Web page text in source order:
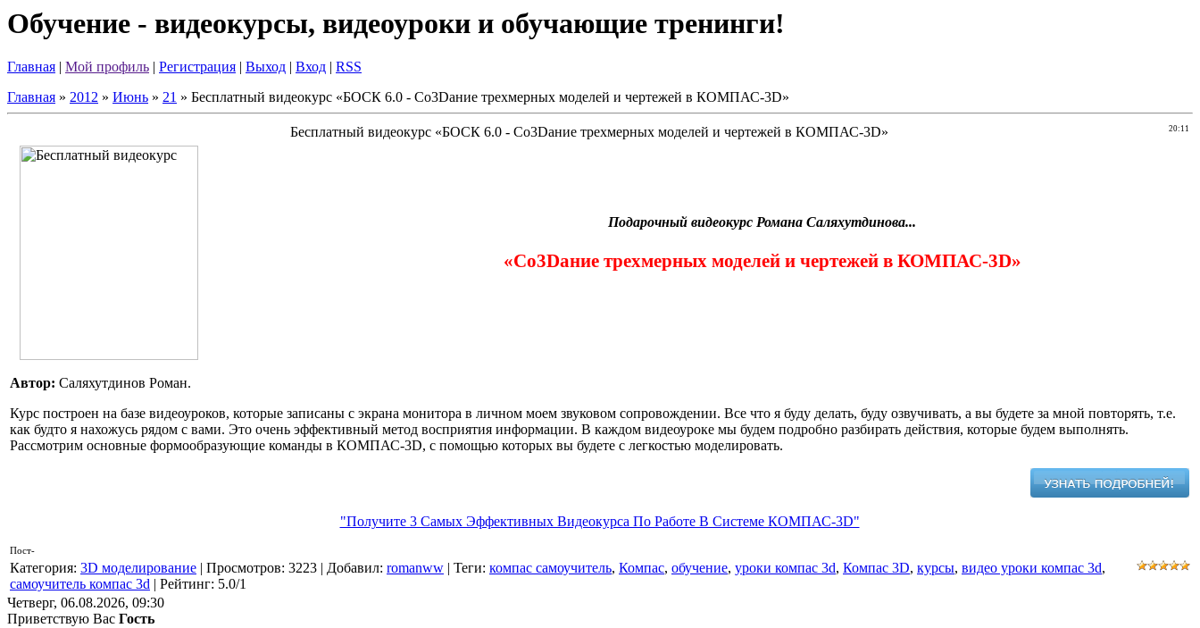
Обучение - видеокурсы, видеоуроки и обучающие тренинги!
Главная | Мой профиль | Регистрация | Выход | Вход | RSS
Главная » 2012 » Июнь » 21 » Бесплатный видеокурс «БОСК 6.0 - Со3Dание трехмерных моделей и чертежей в КОМПАС-3D»
20:11
Бесплатный видеокурс «БОСК 6.0 - Со3Dание трехмерных моделей и чертежей в КОМПАС-3D»
Подарочный видеокурс Романа Саляхутдинова...
«Со3Dание трехмерных моделей и чертежей в КОМПАС-3D»
Автор: Саляхутдинов Роман.
Курс построен на базе видеоуроков, которые записаны с экрана монитора в личном моем звуковом сопровождении. Все что я буду делать, буду озвучивать, а вы будете за мной повторять, т.е.
как будто я нахожусь рядом с вами. Это очень эффективный метод восприятия информации. В каждом видеоуроке мы будем подробно разбирать действия, которые будем выполнять.
Рассмотрим основные формообразующие команды в КОМПАС-3D, с помощью которых вы будете с легкостью моделировать.
"Получите 3 Самых Эффективных Видеокурса По Работе В Системе КОМПАС-3D"
Пост-
Категория: 3D моделирование | Просмотров: 3223 | Добавил: romanww | Теги: компас самоучитель, Компас, обучение, уроки компас 3d, Компас 3D, курсы, видео уроки компас 3d,
самоучитель компас 3d | Рейтинг: 5.0/1
Четверг, 06.08.2026, 09:30
Приветствую Вас Гость